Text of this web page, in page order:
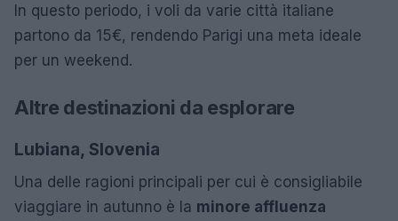
In questo periodo, i voli da varie città italiane
partono da 15€, rendendo Parigi una meta ideale
per un weekend.
Altre destinazioni da esplorare
Lubiana, Slovenia
Una delle ragioni principali per cui è consigliabile
viaggiare in autunno è la minore affluenza